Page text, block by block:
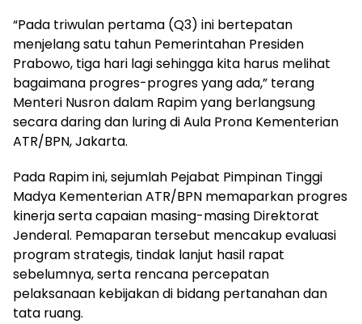
“Pada triwulan pertama (Q3) ini bertepatan
menjelang satu tahun Pemerintahan Presiden
Prabowo, tiga hari lagi sehingga kita harus melihat
bagaimana progres-progres yang ada,” terang
Menteri Nusron dalam Rapim yang berlangsung
secara daring dan luring di Aula Prona Kementerian
ATR/BPN, Jakarta.
Pada Rapim ini, sejumlah Pejabat Pimpinan Tinggi
Madya Kementerian ATR/BPN memaparkan progres
kinerja serta capaian masing-masing Direktorat
Jenderal. Pemaparan tersebut mencakup evaluasi
program strategis, tindak lanjut hasil rapat
sebelumnya, serta rencana percepatan
pelaksanaan kebijakan di bidang pertanahan dan
tata ruang.